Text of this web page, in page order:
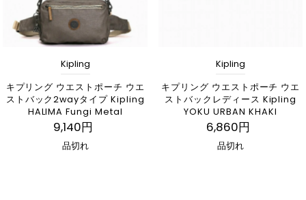
Kipling
キプリング ウエストポーチ ウエ
ストバック2wayタイプ Kipling
HALIMA Fungi Metal
9,140円
品切れ
Kipling
キプリング ウエストポーチ ウエ
ストバックレディース Kipling
YOKU URBAN KHAKI
6,860円
品切れ